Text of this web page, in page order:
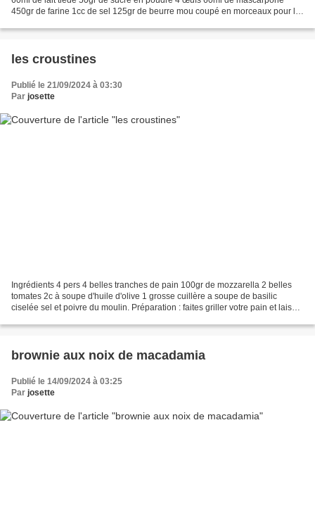
450gr de farine 1cc de sel 125gr de beurre mou coupé en morceaux pour la
les croustines
Publié le 21/09/2024 à 03:30
Par josette
Ingrédients 4 pers 4 belles tranches de pain 100gr de mozzarella 2 belles
tomates 2c à soupe d'huile d'olive 1 grosse cuillère a soupe de basilic
ciselée sel et poivre du moulin. Préparation : faites griller votre pain et laisser
brownie aux noix de macadamia
Publié le 14/09/2024 à 03:25
Par josette